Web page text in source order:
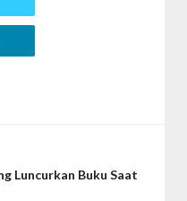
Luncurkan Buku Saat